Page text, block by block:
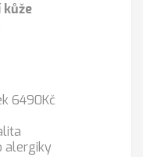
kůže
6490Kč
alergiky